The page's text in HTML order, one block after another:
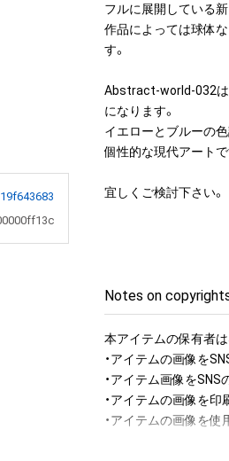
フルに展開している
作品によっては球体
す。
Abstract-world-032は
になります。
イエローとブルーの
個性的な現代アートで
宜しくご検討下さい。
Notes on
本アイテムの保有者は
・アイテムの画像を
・アイテム画像を
・アイテムの画像を
・アイテムの画像を